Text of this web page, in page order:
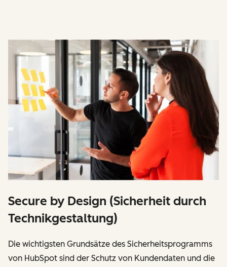
Secure by Design (Sicherheit durch
Technikgestaltung)
Die wichtigsten Grundsätze des Sicherheitsprogramms
von HubSpot sind der Schutz von Kundendaten und die